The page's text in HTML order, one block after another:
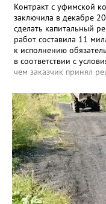
Контракт с уфимской
заключила в декабре
сделать капитальный
работ составила 11
к исполнению
в соответствии с
чем заказчик принял
Челябинском УФАС.
решение включить ООО
поставщиков. В чёрном
года.